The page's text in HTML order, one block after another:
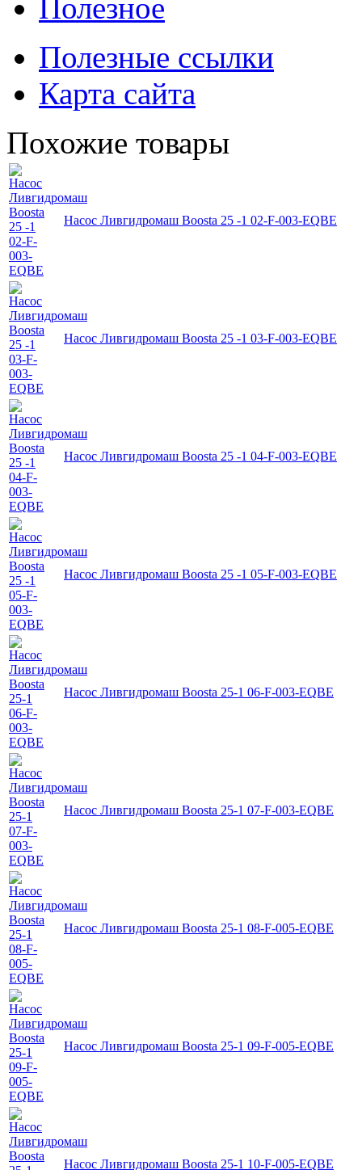
Полезное
Полезные ссылки
Карта сайта
Похожие товары
Насос Ливгидромаш Boosta 25 -1 02-F-003-EQBE
Насос Ливгидромаш Boosta 25 -1 03-F-003-EQBE
Насос Ливгидромаш Boosta 25 -1 04-F-003-EQBE
Насос Ливгидромаш Boosta 25 -1 05-F-003-EQBE
Насос Ливгидромаш Boosta 25-1 06-F-003-EQBE
Насос Ливгидромаш Boosta 25-1 07-F-003-EQBE
Насос Ливгидромаш Boosta 25-1 08-F-005-EQBE
Насос Ливгидромаш Boosta 25-1 09-F-005-EQBE
Насос Ливгидромаш Boosta 25-1 10-F-005-EQBE